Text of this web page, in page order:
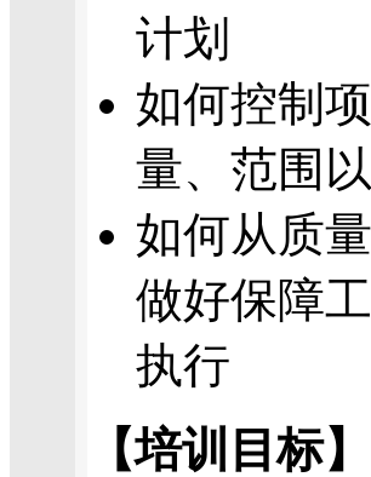
计划
如何控制
量、范围
如何从质
做好保障
执行
【培训目标】